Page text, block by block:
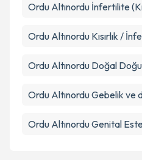
Ordu Altınordu İnfertilite
Ordu Altınordu Kısırlık /
Ordu Altınordu Doğal
Ordu Altınordu Gebelik ve
Ordu Altınordu Genital